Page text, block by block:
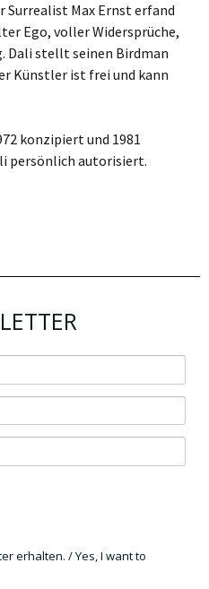
Surrealist Max Ernst erfand
Ego, voller Widersprüche,
Dali stellt seinen Birdman
Künstler ist frei und kann
konzipiert und 1981
persönlich autorisiert.
erhalten. / Yes, I want to